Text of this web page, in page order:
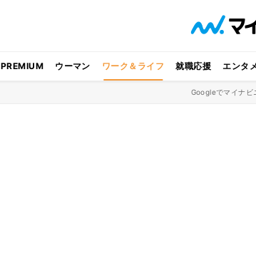
PREMIUM ウーマン ワーク＆ライフ 就職応援 エンタ
Googleでマイナビ